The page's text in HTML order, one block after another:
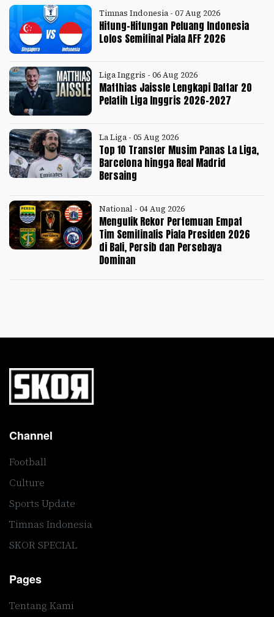
Timnas Indonesia - 07 Aug 2026
Hitung-Hitungan Peluang Indonesia
Lolos Semifinal Piala AFF 2026
Liga Inggris - 06 Aug 2026
Matthias Jaissle Lengkapi Daftar 20
Pelatih Liga Inggris 2026-2027
La Liga - 05 Aug 2026
Top 10 Transfer Musim Panas La Liga,
Barcelona hingga Real Madrid
Bersaing
National - 04 Aug 2026
Mengulik Rekor Pertemuan Empat
Tim Semifinalis Piala Presiden 2026
di Bali, Persib dan Persebaya
Dominan
Channel
Football
Culture
Sports Update
Timnas Indonesia
SKOR SPECIAL
Pages
Tentang Kami